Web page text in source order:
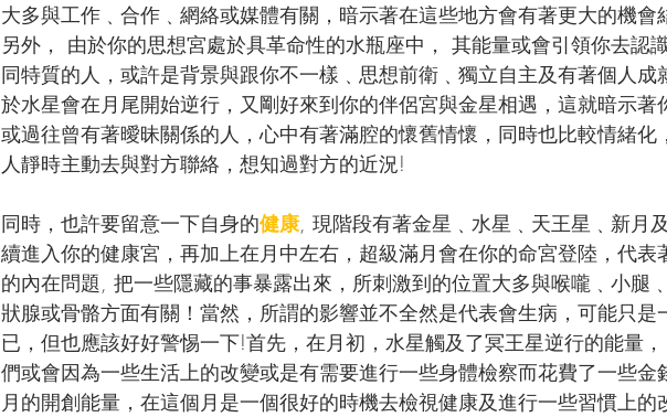
大多與工作﹑合作﹑網絡或媒體有關，暗示著在這些地方會有著更大的機會
另外， 由於你的思想宮處於具革命性的水瓶座中， 其能量或會引領你去認
同特質的人，或許是背景與跟你不一樣﹑思想前衛﹑獨立自主及有著個人
於水星會在月尾開始逆行，又剛好來到你的伴侶宮與金星相遇，這就暗示著
或過往曾有著曖昧關係的人，心中有著滿腔的懷舊情懷，同時也比較情緒化
人靜時主動去與對方聯絡，想知過對方的近況!
同時，也許要留意一下自身的健康, 現階段有著金星﹑水星﹑天王星﹑新月
續進入你的健康宮，再加上在月中左右，超級滿月會在你的命宮登陸，代表
的內在問題, 把一些隱藏的事暴露出來，所刺激到的位置大多與喉嚨﹑小腿
狀腺或骨骼方面有關！當然，所謂的影響並不全然是代表會生病，可能只是
已，但也應該好好警惕一下!首先，在月初，水星觸及了冥王星逆行的能量
們或會因為一些生活上的改變或是有需要進行一些身體檢察而花費了一些金
月的開創能量，在這個月是一個很好的時機去檢視健康及進行一些習慣上的